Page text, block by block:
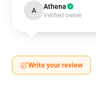
A Athena
Verified owner
Write your review